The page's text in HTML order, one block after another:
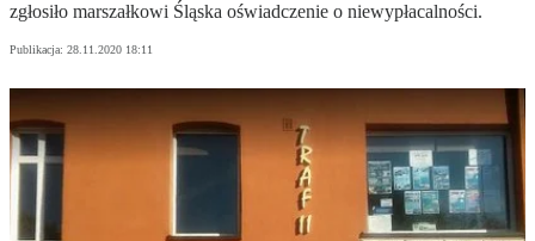
zgłosiło marszałkowi Śląska oświadczenie o niewypłacalności.
Publikacja: 28.11.2020 18:11